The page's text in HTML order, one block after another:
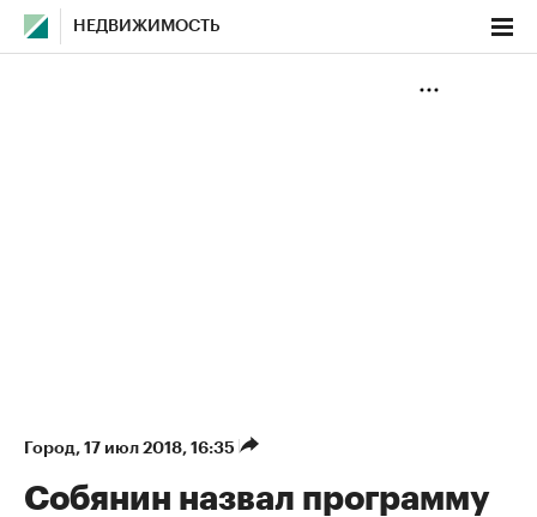
НЕДВИЖИМОСТЬ
Город⁠, 17 июл 2018, 16:35
Собянин назвал программу